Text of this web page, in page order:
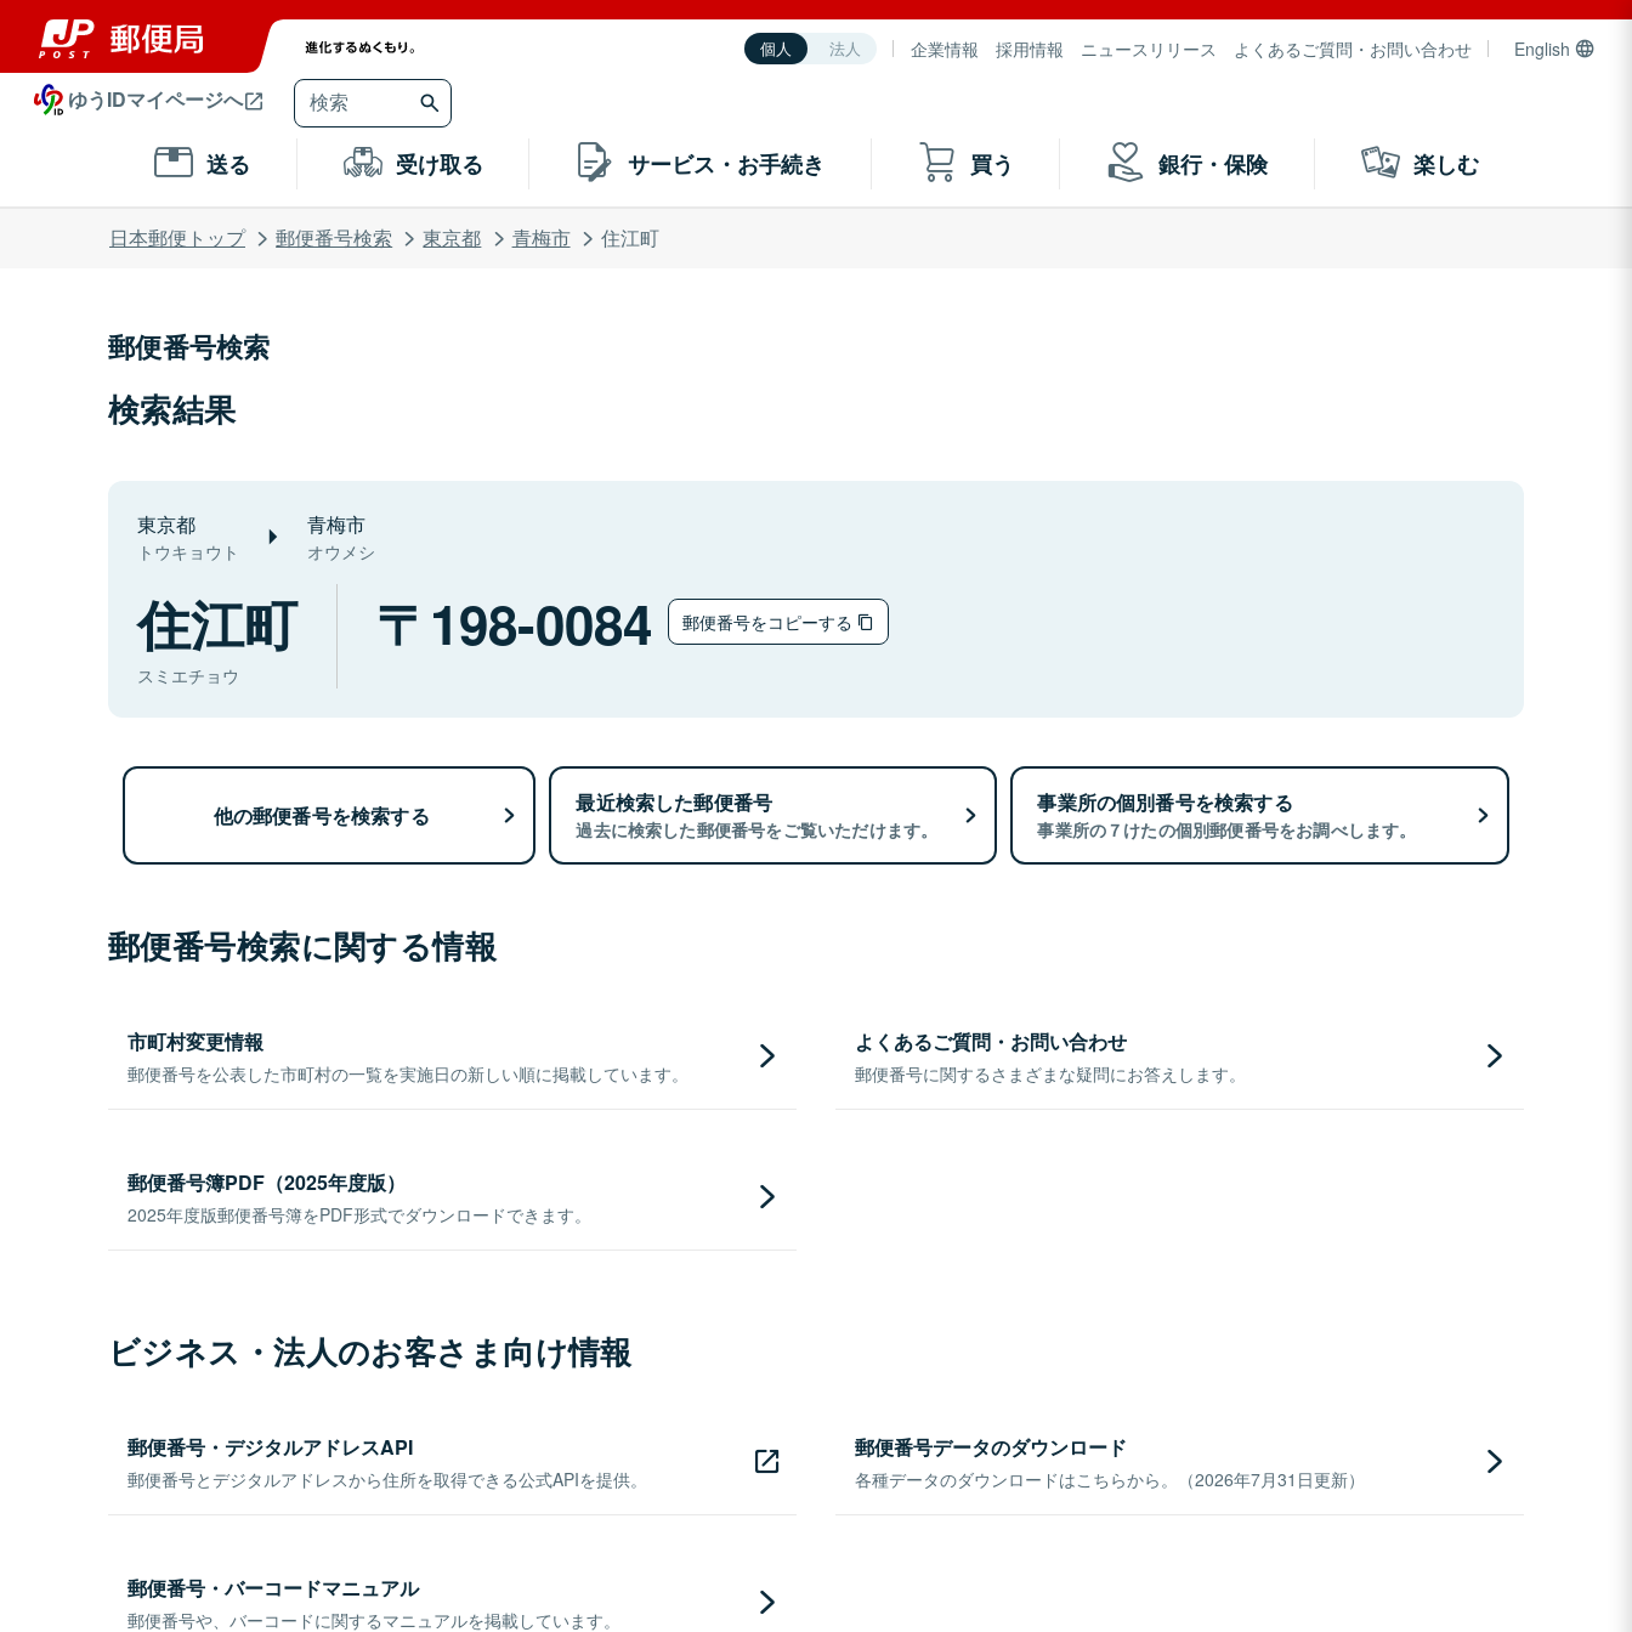
個人 法人 企業情報 採用情報 ニュースリリース よくあるご質問・お問い合わせ English
ゆうIDマイページへ
送る 受け取る サービス・お手続き 買う 銀行・保険 楽しむ
日本郵便トップ 郵便番号検索 東京都 青梅市 住江町
郵便番号検索
検索結果
東京都
トウキョウト
青梅市
オウメシ
住江町
スミエチョウ
198-0084 郵便番号をコピーする
他の郵便番号を検索する 最近検索した郵便番号
過去に検索した郵便番号をご覧いただけます。
事業所の個別番号を検索する
事業所の７けたの個別郵便番号をお調べします。
郵便番号検索に関する情報
市町村変更情報
郵便番号を公表した市町村の一覧を実施日の新しい順に掲載しています。
よくあるご質問・お問い合わせ
郵便番号に関するさまざまな疑問にお答えします。
郵便番号簿PDF（2025年度版）
2025年度版郵便番号簿をPDF形式でダウンロードできます。
ビジネス・法人のお客さま向け情報
郵便番号・デジタルアドレスAPI
郵便番号とデジタルアドレスから住所を取得できる公式APIを提供。
郵便番号データのダウンロード
各種データのダウンロードはこちらから。（2026年7月31日更新）
郵便番号・バーコードマニュアル
郵便番号や、バーコードに関するマニュアルを掲載しています。